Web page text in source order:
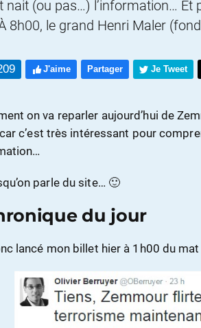
nait (ou pas…) l’information… Et
8h00, le grand Henri Maler
J'aime Partager Je Tweet
on va reparler aujourd’hui de
c’est très intéressant pour
parle du site… 🙂
du jour
lancé mon billet hier à 1h00 du mat